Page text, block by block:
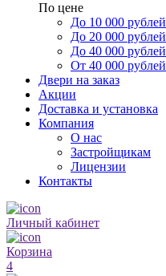
По цене
До 10 000 рублей
До 20 000 рублей
До 40 000 рублей
От 40 000 рублей
Двери на заказ
Акции
Доставка и установка
Компания
О нас
Застройщикам
Лицензии
Контакты
Личный кабинет
Корзина
4